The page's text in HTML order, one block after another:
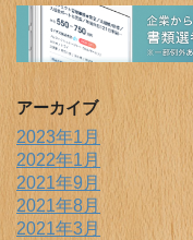
アーカイブ
2023年1月
2022年1月
2021年9月
2021年8月
2021年3月